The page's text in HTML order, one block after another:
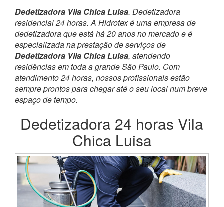
Dedetizadora Vila Chica Luisa. Dedetizadora
residencial 24 horas. A Hidrotex é uma empresa de
dedetizadora que está há 20 anos no mercado e é
especializada na prestação de serviços de
Dedetizadora Vila Chica Luisa, atendendo
residências em toda a grande São Paulo. Com
atendimento 24 horas, nossos profissionais estão
sempre prontos para chegar até o seu local num breve
espaço de tempo.
Dedetizadora 24 horas Vila
Chica Luisa